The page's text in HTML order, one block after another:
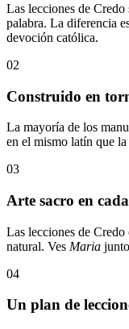
Las lecciones de
palabra. La diferencia
devoción católica.
02
Construido en
La mayoría de los
en el mismo latín que
03
Arte sacro en
Las lecciones de
natural. Ves Maria
04
Un plan de